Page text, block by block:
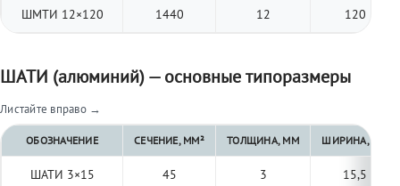
ШМТИ 12×120 1440 12 120
ШАТИ (алюминий) — основные типоразмеры
Листайте вправо →
ОБОЗНАЧЕНИЕ СЕЧЕНИЕ, ММ² ТОЛЩИНА, ММ ШИРИНА, ММ
ШАТИ 3×15 45 3 15,5